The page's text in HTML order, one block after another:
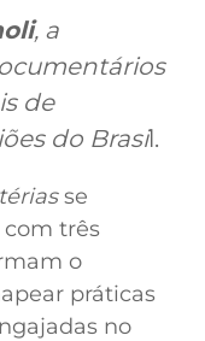
, a
de
do Brasil.
se
três
o
práticas
no